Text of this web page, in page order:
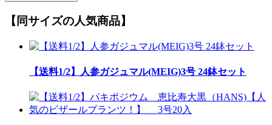
【同サイズの人気商品】
【送料1/2】人参ガジュマル(MEIG)3号 24鉢セット